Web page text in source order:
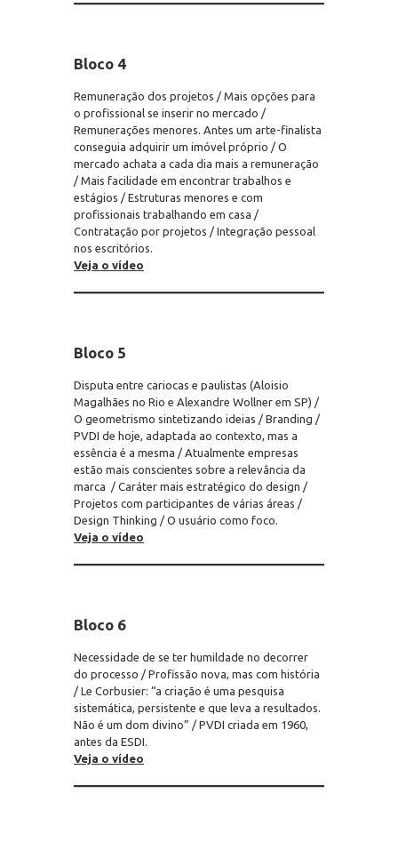
Bloco 4
Remuneração dos projetos / Mais opções para
o profissional se inserir no mercado /
Remunerações menores. Antes um arte-finalista
conseguia adquirir um imóvel próprio / O
mercado achata a cada dia mais a remuneração
/ Mais facilidade em encontrar trabalhos e
estágios / Estruturas menores e com
profissionais trabalhando em casa /
Contratação por projetos / Integração pessoal
nos escritórios.
Veja o vídeo
Bloco 5
Disputa entre cariocas e paulistas (Aloisio
Magalhães no Rio e Alexandre Wollner em SP) /
O geometrismo sintetizando ideias / Branding /
PVDI de hoje, adaptada ao contexto, mas a
essência é a mesma / Atualmente empresas
estão mais conscientes sobre a relevância da
marca / Caráter mais estratégico do design /
Projetos com participantes de várias áreas /
Design Thinking / O usuário como foco.
Veja o vídeo
Bloco 6
Necessidade de se ter humildade no decorrer
do processo / Profissão nova, mas com história
/ Le Corbusier: “a criação é uma pesquisa
sistemática, persistente e que leva a resultados.
Não é um dom divino” / PVDI criada em 1960,
antes da ESDI.
Veja o vídeo